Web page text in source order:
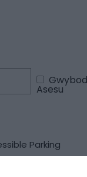
Asesu
Parking